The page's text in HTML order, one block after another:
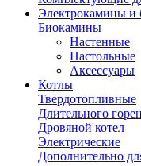
Электрокамины и
Биокамины
Настенные
Настольные
Аксессуары
Котлы
Твердотопливные
Длительного
Дровяной котел
Электрические
Дополнительно